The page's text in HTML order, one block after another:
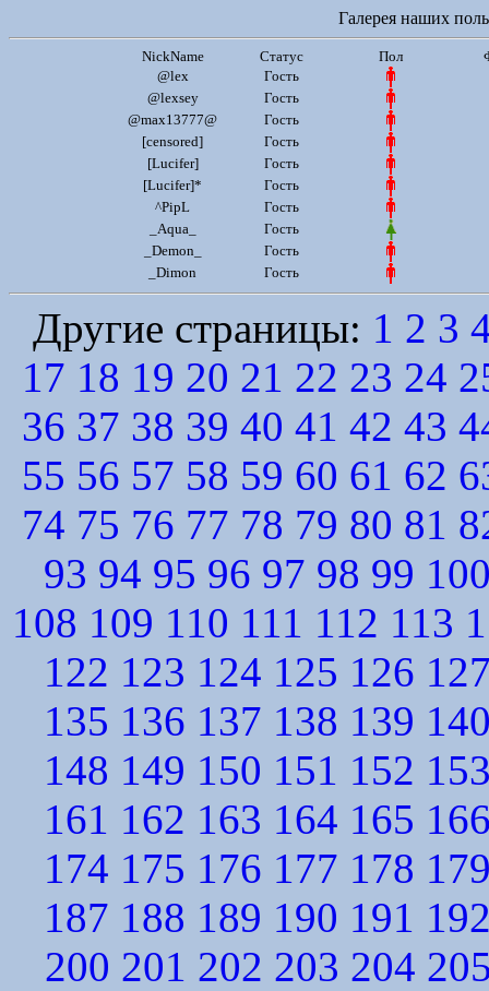
Галерея наших
NickName Статус Пол
@lex
Гость
@lexsey
Гость
@max13777@
Гость
[censored]
Гость
[Lucifer]
Гость
[Lucifer]*
Гость
^PipL
Гость
_Aqua_
Гость
_Demon_
Гость
_Dimon
Гость
Другие страницы: 1 2 3
17 18 19 20 21 22 23 24
36 37 38 39 40 41 42 43
55 56 57 58 59 60 61 62
74 75 76 77 78 79 80 81
93 94 95 96 97 98 99
108 109 110 111 112 113
122 123 124 125 126
135 136 137 138 139
148 149 150 151 152
161 162 163 164 165
174 175 176 177 178
187 188 189 190 191
200 201 202 203 204